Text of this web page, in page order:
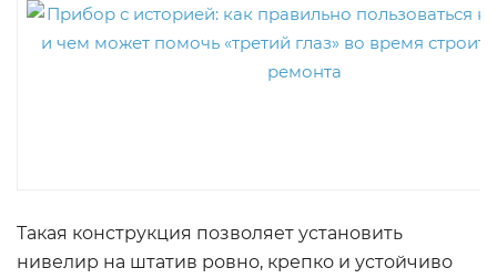
Такая конструкция позволяет установить
нивелир на штатив ровно, крепко и устойчиво